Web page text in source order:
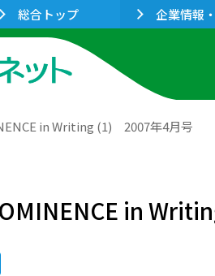
総合トップ 企業情報
in Writing (1) 2007年4月号
in